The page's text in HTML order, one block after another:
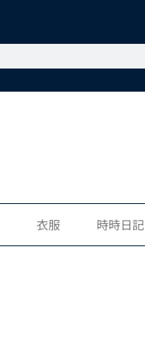
衣服 時時日記